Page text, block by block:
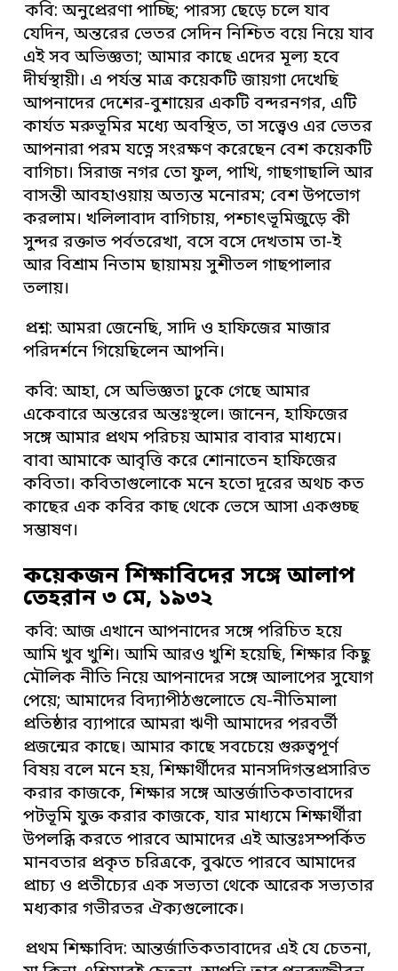
কবি: অনুপ্রেরণা পাচ্ছি; পারস্য ছেড়ে চলে যাব
যেদিন, অন্তরের ভেতর সেদিন নিশ্চিত বয়ে নিয়ে যাব
এই সব অভিজ্ঞতা; আমার কাছে এদের মূল্য হবে
দীর্ঘস্থায়ী। এ পর্যন্ত মাত্র কয়েকটি জায়গা দেখেছি
আপনাদের দেশের-বুশায়ের একটি বন্দরনগর, এটি
কার্যত মরুভূমির মধ্যে অবস্থিত, তা সত্ত্বেও এর ভেতর
আপনারা পরম যত্নে সংরক্ষণ করেছেন বেশ কয়েকটি
বাগিচা। সিরাজ নগর তো ফুল, পাখি, গাছগাছালি আর
বাসন্তী আবহাওয়ায় অত্যন্ত মনোরম; বেশ উপভোগ
করলাম। খলিলাবাদ বাগিচায়, পশ্চাৎভূমিজুড়ে কী
সুন্দর রক্তাভ পর্বতরেখা, বসে বসে দেখতাম তা-ই
আর বিশ্রাম নিতাম ছায়াময় সুশীতল গাছপালার
তলায়।
প্রশ্ন: আমরা জেনেছি, সাদি ও হাফিজের মাজার
পরিদর্শনে গিয়েছিলেন আপনি।
কবি: আহা, সে অভিজ্ঞতা ঢুকে গেছে আমার
একেবারে অন্তরের অন্তঃস্থলে। জানেন, হাফিজের
সঙ্গে আমার প্রথম পরিচয় আমার বাবার মাধ্যমে।
বাবা আমাকে আবৃত্তি করে শোনাতেন হাফিজের
কবিতা। কবিতাগুলোকে মনে হতো দূরের অথচ কত
কাছের এক কবির কাছ থেকে ভেসে আসা একগুচ্ছ
সম্ভাষণ।
কয়েকজন শিক্ষাবিদের সঙ্গে আলাপ
তেহরান ৩ মে, ১৯৩২
কবি: আজ এখানে আপনাদের সঙ্গে পরিচিত হয়ে
আমি খুব খুশি। আমি আরও খুশি হয়েছি, শিক্ষার কিছু
মৌলিক নীতি নিয়ে আপনাদের সঙ্গে আলাপের সুযোগ
পেয়ে; আমাদের বিদ্যাপীঠগুলোতে যে-নীতিমালা
প্রতিষ্ঠার ব্যাপারে আমরা ঋণী আমাদের পরবর্তী
প্রজন্মের কাছে। আমার কাছে সবচেয়ে গুরুত্বপূর্ণ
বিষয় বলে মনে হয়, শিক্ষার্থীদের মানসদিগন্তপ্রসারিত
করার কাজকে, শিক্ষার সঙ্গে আন্তর্জাতিকতাবাদের
পটভূমি যুক্ত করার কাজকে, যার মাধ্যমে শিক্ষার্থীরা
উপলব্ধি করতে পারবে আমাদের এই আন্তঃসম্পর্কিত
মানবতার প্রকৃত চরিত্রকে, বুঝতে পারবে আমাদের
প্রাচ্য ও প্রতীচ্যের এক সভ্যতা থেকে আরেক সভ্যতার
মধ্যকার গভীরতর ঐক্যগুলোকে।
প্রথম শিক্ষাবিদ: আন্তর্জাতিকতাবাদের এই যে চেতনা,